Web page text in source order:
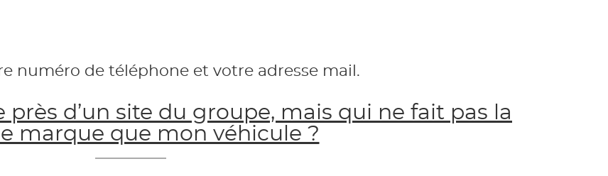
numéro de téléphone et votre adresse mail.
près d’un site du groupe, mais qui ne fait pas la
marque que mon véhicule ?